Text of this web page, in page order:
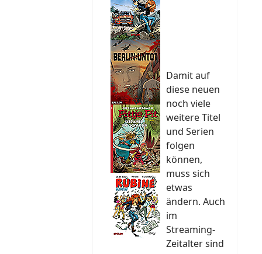
Damit auf
diese neuen
noch viele
weitere Titel
und Serien
folgen
können,
muss sich
etwas
ändern. Auch
im
Streaming-
Zeitalter sind